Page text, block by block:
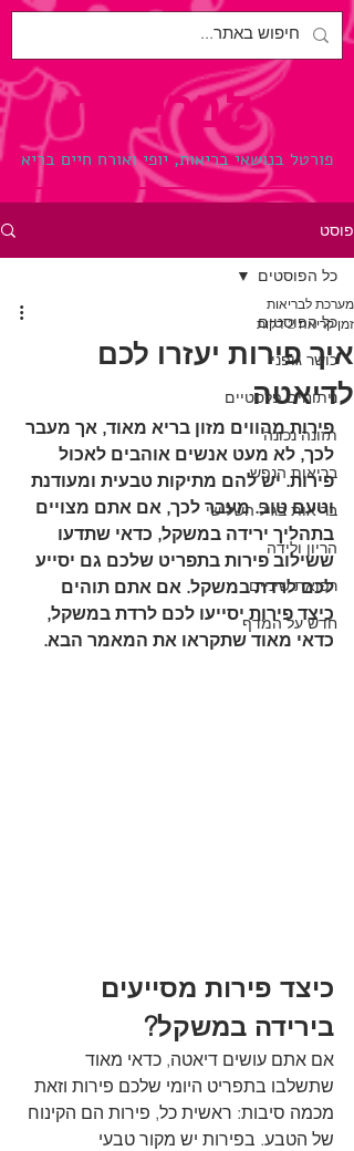
לבריאות.
פורטל בנושאי בריאות, יופי ואורח חיים בריא
פוסט
כל הפוסטים
כושר גופני
ניתוחים פלסטיים
תזונה נכונה
בריאות הנפש
בריאות בגיל השלישי
הריון ולידה
רפואת שיניים
חדש על המדף
כל הפוסטים
איך פירות יעזרו לכם
לדיאטה
מערכת לבריאות
זמן קריאה 2 דקות
פירות מהווים מזון בריא מאוד, אך מעבר
לכך, לא מעט אנשים אוהבים לאכול
פירות. יש להם מתיקות טבעית ומעודנת
וטעם טוב. מעבר לכך, אם אתם מצויים
בתהליך ירידה במשקל, כדאי שתדעו
ששילוב פירות בתפריט שלכם גם יסייע
לכם לרדת במשקל. אם אתם תוהים
כיצד פירות יסייעו לכם לרדת במשקל,
כדאי מאוד שתקראו את המאמר הבא.
כיצד פירות מסייעים
בירידה במשקל?
אם אתם עושים דיאטה, כדאי מאוד
שתשלבו בתפריט היומי שלכם פירות וזאת
מכמה סיבות: ראשית כל, פירות הם הקינוח
של הטבע. בפירות יש מקור טבעי